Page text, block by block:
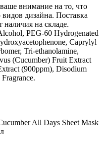
внимание на то, что
дизайна. Поставка
наличия на складе.
PEG-60 Hydrogenated
Caprylyl
Tri-ethanolamine,
(Cucumber) Fruit Extract
(900ppm), Disodium
All Days Sheet Mask